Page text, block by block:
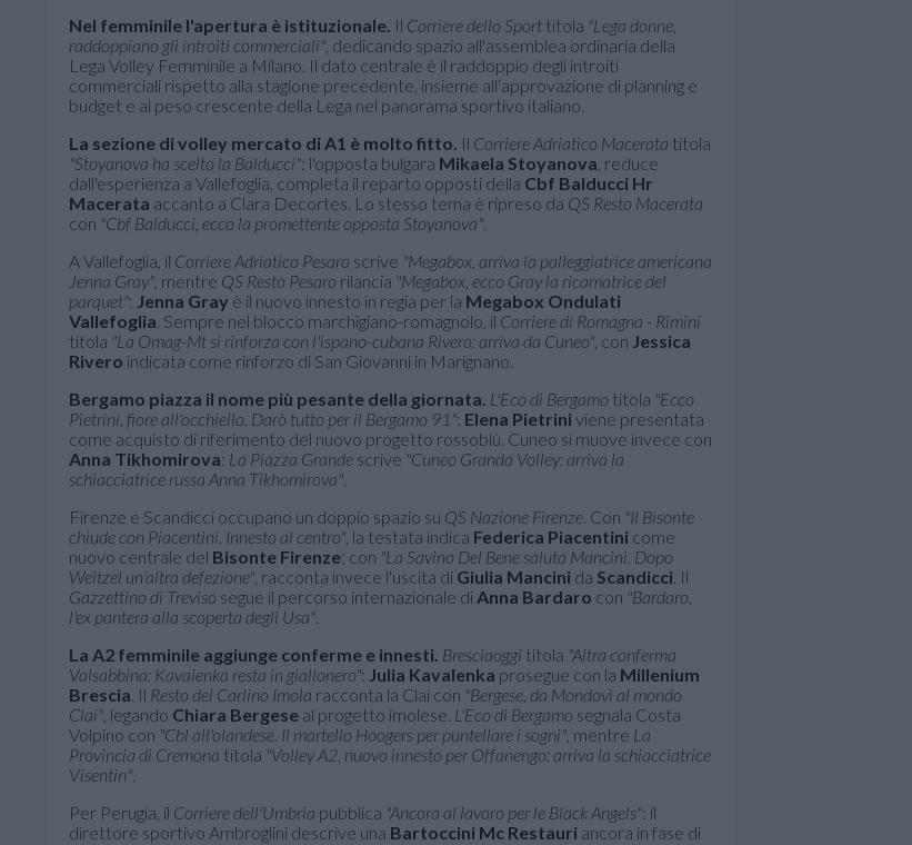
Nel femminile l'apertura è istituzionale. Il Corriere dello Sport titola "Lega donne,
raddoppiano gli introiti commerciali" , dedicando spazio all'assemblea ordinaria della
Lega Volley Femminile a Milano. Il dato centrale è il raddoppio degli introiti
commerciali rispetto alla stagione precedente, insieme all'approvazione di planning e
budget e al peso crescente della Lega nel panorama sportivo italiano.
La sezione di volley mercato di A1 è molto fitto. Il Corriere Adriatico Macerata titola
"Stoyanova ha scelto la Balducci": l'opposta bulgara Mikaela Stoyanova , reduce
dall'esperienza a Vallefoglia, completa il reparto opposti della Cbf Balducci Hr
Macerata accanto a Clara Decortes. Lo stesso tema è ripreso da QS Resto Macerata
con "Cbf Balducci, ecco la promettente opposta Stoyanova".
A Vallefoglia, il Corriere Adriatico Pesaro scrive "Megabox, arriva la palleggiatrice americana
Jenna Gray" , mentre QS Resto Pesaro rilancia "Megabox, ecco Gray la ricamatrice del
parquet": Jenna Gray è il nuovo innesto in regia per la Megabox Ondulati
Vallefoglia. Sempre nel blocco marchigiano-romagnolo, il Corriere di Romagna - Rimini
titola "La Omag-Mt si rinforza con l'ispano-cubana Rivero: arriva da Cuneo" , con Jessica
Rivero indicata come rinforzo di San Giovanni in Marignano.
Bergamo piazza il nome più pesante della giornata. L'Eco di Bergamo titola "Ecco
Pietrini, fiore all'occhiello. Darò tutto per il Bergamo 91": Elena Pietrini viene presentata
come acquisto di riferimento del nuovo progetto rossoblù. Cuneo si muove invece con
Anna Tikhomirova: La Piazza Grande scrive "Cuneo Granda Volley: arriva la
schiacciatrice russa Anna Tikhomirova".
Firenze e Scandicci occupano un doppio spazio su QS Nazione Firenze. Con "Il Bisonte
chiude con Piacentini. Innesto al centro" , la testata indica Federica Piacentini come
nuovo centrale del Bisonte Firenze; con "La Savino Del Bene saluta Mancini. Dopo
Weitzel un'altra defezione" , racconta invece l'uscita di Giulia Mancini da Scandicci. Il
Gazzettino di Treviso segue il percorso internazionale di Anna Bardaro con "Bardaro,
l'ex pantera alla scoperta degli Usa".
La A2 femminile aggiunge conferme e innesti. Bresciaoggi titola "Altra conferma
Valsabbina: Kavalenka resta in giallonero": Julia Kavalenka prosegue con la Millenium
Brescia. Il Resto del Carlino Imola racconta la Clai con "Bergese, da Mondovì al mondo
Clai" , legando Chiara Bergese al progetto imolese. L'Eco di Bergamo segnala Costa
Volpino con "Cbl all'olandese. Il martello Hoogers per puntellare i sogni" , mentre La
Provincia di Cremona titola "Volley A2, nuovo innesto per Offanengo: arriva la schiacciatrice
Visentin".
Per Perugia, il Corriere dell'Umbria pubblica "Ancora al lavoro per le Black Angels": il
direttore sportivo Ambroglini descrive una Bartoccini Mc Restauri ancora in fase di